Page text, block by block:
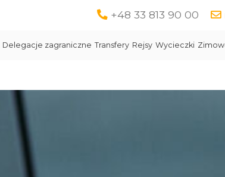
+48 33 813 90 00
Delegacje zagraniczne Transfery Rejsy Wycieczki